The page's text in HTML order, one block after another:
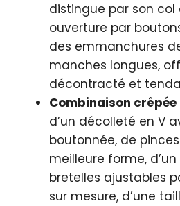
distingue par son col
ouverture par
des emmanchures
manches longues,
décontracté et
Combinaison crêpée
d’un décolleté en V
boutonnée, de
meilleure forme,
bretelles ajustables
sur mesure, d’une